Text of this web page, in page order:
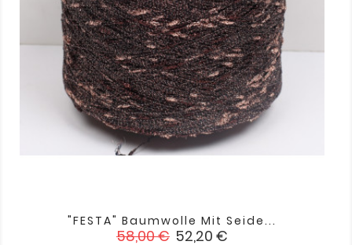
"FESTA" Baumwolle Mit Seide...
Verkaufspreis
58,00 € Preis
52,20 €